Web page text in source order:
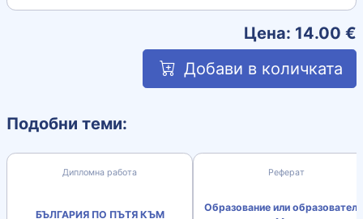
Цена: 14.00 €
Добави в количката
Подобни теми:
Дипломна работа
БЪЛГАРИЯ ПО ПЪТЯ КЪМ
Реферат
Образование или